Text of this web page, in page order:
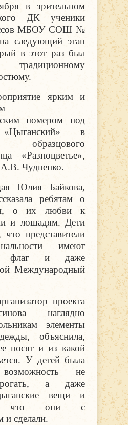
в зрительном
ДК ученики
МБОУ СОШ №
следующий этап
в этот раз был
ярким и
номером под
«Цыганский» в
образцового
«Разноцветье»,
А.В. Чудненко.
Юлия Байкова,
ребятам о
о их любви к
и лошадям. Дети
что представители
имеют
флаг и даже
Международный
проекта
наглядно
элементы
объяснила,
носят и из какой
У детей была
возможность не
а даже
вещи и
что они с
и сделали.